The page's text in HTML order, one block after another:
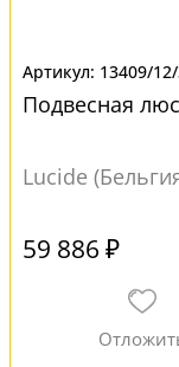
13409/
Подвесная
Lucide
59 886 ₽